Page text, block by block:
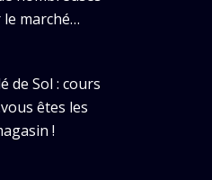
le marché…
de Sol : cours
êtes les
!